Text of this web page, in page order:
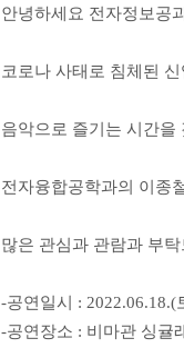
안녕하세요 전자정보공
코로나 사태로 침체된
음악으로 즐기는 시간을
전자융합공학과의 이종
많은 관심과 관람과 부
-공연일시 : 2022.06.18.(
-공연장소 : 비마관 싱귤